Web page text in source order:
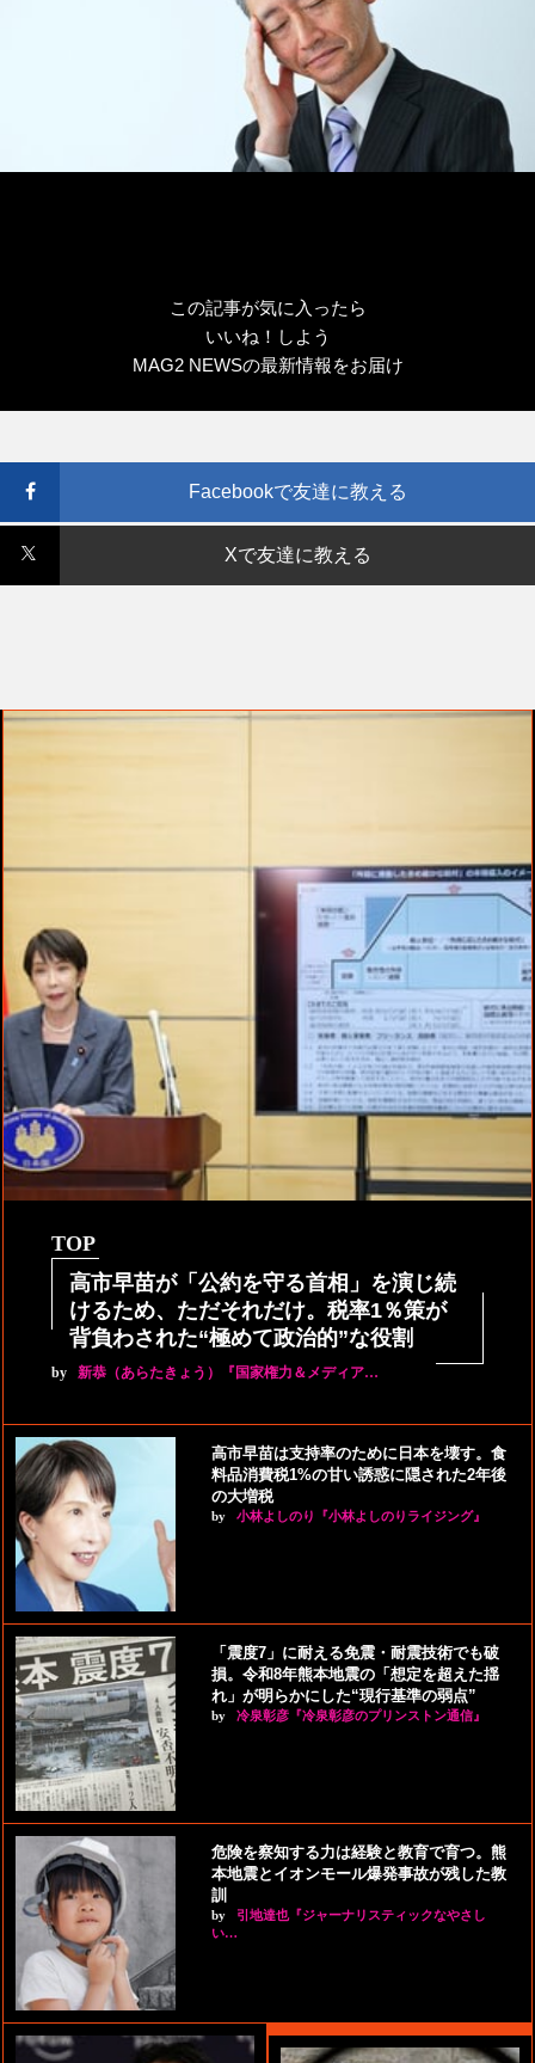
この記事が気に入ったら
いいね！しよう
MAG2 NEWSの最新情報をお届け
Facebookで友達に教える
Xで友達に教える
TOP
高市早苗が「公約を守る首相」を演じ続
けるため、ただそれだけ。税率1％策が
背負わされた“極めて政治的”な役割
by 新恭（あらたきょう）『国家権力＆メディア…
高市早苗は支持率のために日本を壊す。食
料品消費税1%の甘い誘惑に隠された2年後
の大増税
by 小林よしのり『小林よしのりライジング』
「震度7」に耐える免震・耐震技術でも破
損。令和8年熊本地震の「想定を超えた揺
れ」が明らかにした“現行基準の弱点”
by 冷泉彰彦『冷泉彰彦のプリンストン通信』
危険を察知する力は経験と教育で育つ。熊
本地震とイオンモール爆発事故が残した教
訓
by
引地達也『ジャーナリスティックなやさし
い…